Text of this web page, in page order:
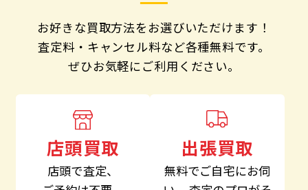
お好きな買取方法をお選びいただけます！
査定料・キャンセル料など各種無料です。
ぜひお気軽にご利用ください。
店頭買取
店頭で査定、
出張買取
無料でご自宅にお伺